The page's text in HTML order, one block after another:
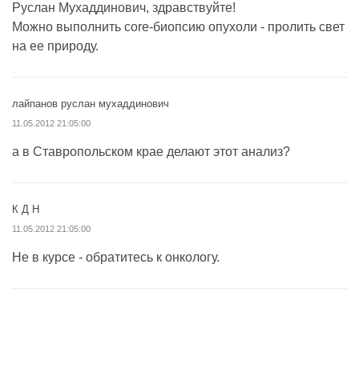
Руслан Мухаддинович, здравствуйте!
Можно выполнить core-биопсию опухоли - пролить свет
на ее природу.
лайпанов руслан мухаддинович
11.05.2012 21:05:00
а в Ставропольском крае делают этот анализ?
К Д Н
11.05.2012 21:05:00
Не в курсе - обратитесь к онкологу.